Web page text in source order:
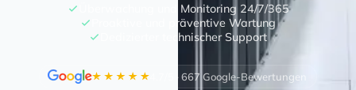
Überwachung und Monitoring 24/7/365
Proaktive und präventive Wartung
Dedizierter technischer Support
4.7/5 · 667 Google-Bewertungen